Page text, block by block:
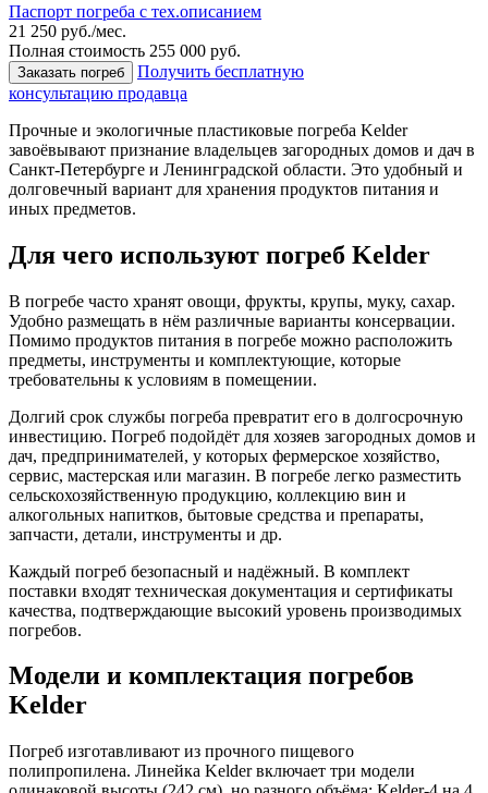
Паспорт погреба с тех.описанием
21 250 руб./мес.
Полная стоимость 255 000 руб.
Заказать погреб
Получить бесплатную
консультацию продавца
Прочные и экологичные пластиковые погреба Kelder
завоёвывают признание владельцев загородных домов и дач в
Санкт-Петербурге и Ленинградской области. Это удобный и
долговечный вариант для хранения продуктов питания и
иных предметов.
Для чего используют погреб Kelder
В погребе часто хранят овощи, фрукты, крупы, муку, сахар.
Удобно размещать в нём различные варианты консервации.
Помимо продуктов питания в погребе можно расположить
предметы, инструменты и комплектующие, которые
требовательны к условиям в помещении.
Долгий срок службы погреба превратит его в долгосрочную
инвестицию. Погреб подойдёт для хозяев загородных домов и
дач, предпринимателей, у которых фермерское хозяйство,
сервис, мастерская или магазин. В погребе легко разместить
сельскохозяйственную продукцию, коллекцию вин и
алкогольных напитков, бытовые средства и препараты,
запчасти, детали, инструменты и др.
Каждый погреб безопасный и надёжный. В комплект
поставки входят техническая документация и сертификаты
качества, подтверждающие высокий уровень производимых
погребов.
Модели и комплектация погребов
Kelder
Погреб изготавливают из прочного пищевого
полипропилена. Линейка Kelder включает три модели